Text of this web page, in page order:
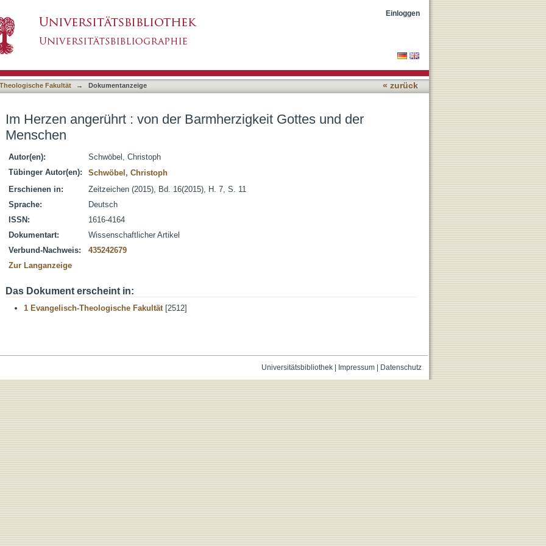
Einloggen
Fakultät → Dokumentanzeige « zurück
Im Herzen angerührt : von der Barmherzigkeit Gottes und der
Menschen
Autor(en):
Schwöbel, Christoph
Tübinger Autor(en):
Schwöbel, Christoph
Erschienen in:
Zeitzeichen (2015), Bd. 16(2015), H. 7, S. 11
Sprache:
Deutsch
ISSN:
1616-4164
Dokumentart:
Wissenschaftlicher Artikel
Verbund-Nachweis:
435242679
Zur Langanzeige
Das Dokument erscheint in:
1 Evangelisch-Theologische Fakultät[2512]
Universitätsbibliothek| Impressum| Datenschutz